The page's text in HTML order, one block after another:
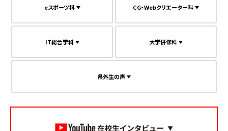
eスポーツ科 CG・Webクリエーター科
IT総合学科 大学併修科
県外生の声